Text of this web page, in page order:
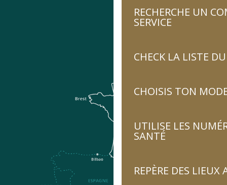
RECHERCHE UN
SERVICE
CHECK LA LISTE
CHOISIS TON
UTILISE LES
SANTÉ
REPÈRE DES LIEUX